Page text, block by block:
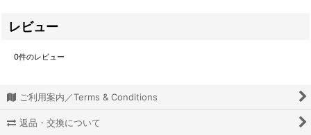
レビュー
0件のレビュー
ご利用案内／Terms & Conditions
返品・交換について